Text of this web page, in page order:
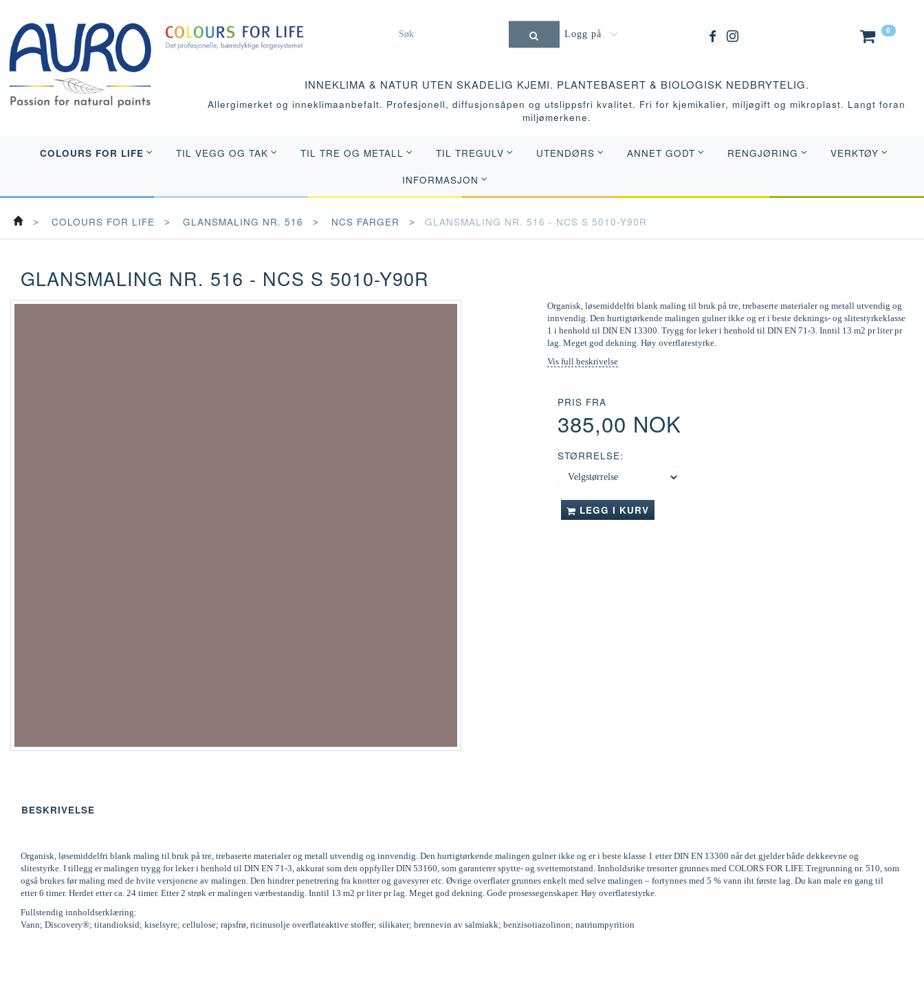
0
Logg på
INNEKLIMA & NATUR UTEN SKADELIG KJEMI. PLANTEBASERT & BIOLOGISK NEDBRYTELIG.
Allergimerket og inneklimaanbefalt. Profesjonell, diffusjonsåpen og utslippsfri kvalitet. Fri for kjemikalier, miljøgift og mikroplast. Langt foran
miljømerkene.
COLOURS FOR LIFE TIL VEGG OG TAK TIL TRE OG METALL TIL TREGULV UTENDØRS ANNET GODT RENGJØRING VERKTØY
INFORMASJON
COLOURS FOR LIFE GLANSMALING NR. 516 NCS FARGER GLANSMALING NR. 516 - NCS S 5010-Y90R
GLANSMALING NR. 516 - NCS S 5010-Y90R
Organisk, løsemiddelfri blank maling til bruk på tre, trebaserte materialer og metall utvendig og
innvendig. Den hurtigtørkende malingen gulner ikke og er i beste deknings- og slitestyrkeklasse
1 i henhold til DIN EN 13300. Trygg for leker i henhold til DIN EN 71-3. Inntil 13 m2 pr liter pr
lag. Meget god dekning. Høy overflatestyrke.
Vis full beskrivelse
PRIS FRA
385,00 NOK
STØRRELSE:
LEGG I KURV
BESKRIVELSE
Organisk, løsemiddelfri blank maling til bruk på tre, trebaserte materialer og metall utvendig og innvendig. Den hurtigtørkende malingen gulner ikke og er i beste klasse 1 etter DIN EN 13300 når det gjelder både dekkeevne og
slitestyrke. I tillegg er malingen trygg for leker i henhold til DIN EN 71-3, akkurat som den oppfyller DIN 53160, som garanterer spytte- og svettemotstand. Innholdsrike tresorter grunnes med COLORS FOR LIFE Tregrunning nr. 510, som
også brukes før maling med de hvite versjonene av malingen. Den hindrer penetrering fra knotter og gavesyrer etc. Øvrige overflater grunnes enkelt med selve malingen – fortynnes med 5 % vann iht første lag. Du kan male en gang til
etter 6 timer. Herdet etter ca. 24 timer. Etter 2 strøk er malingen værbestandig. Inntil 13 m2 pr liter pr lag. Meget god dekning. Gode prosessegenskaper. Høy overflatestyrke.
Fullstendig innholdserklæring:
Vann; Discovery®; titandioksid; kiselsyre; cellulose; rapsfrø, ricinusolje overflateaktive stoffer; silikater; brennevin av salmiakk; benzisotiazolinon; natriumpyrition